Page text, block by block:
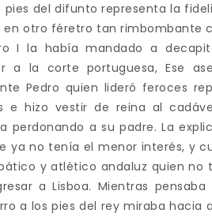
pies del difunto representa la
en otro féretro tan rimbombante
I la había mandado a
a la corte portuguesa, Ese
Pedro quien lideró feroces
e hizo vestir de reina al
perdonando a su padre. La
ya no tenía el menor interés, y
y atlético andaluz quien no
a Lisboa. Mientras
a los pies del rey miraba hacia